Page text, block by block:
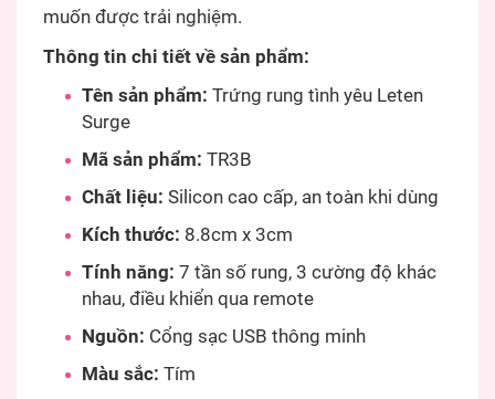
muốn được trải nghiệm.
Thông tin chi tiết về sản phẩm:
Tên sản phẩm: Trứng rung tình yêu Leten
Surge
Mã sản phẩm: TR3B
Chất liệu: Silicon cao cấp, an toàn khi dùng
Kích thước: 8.8cm x 3cm
Tính năng: 7 tần số rung, 3 cường độ khác
nhau, điều khiển qua remote
Nguồn: Cổng sạc USB thông minh
Màu sắc: Tím